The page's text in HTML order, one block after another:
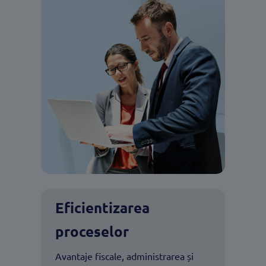
Eficientizarea
proceselor
Avantaje fiscale, administrarea și